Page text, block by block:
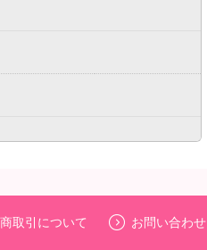
取引について お問い合わせ